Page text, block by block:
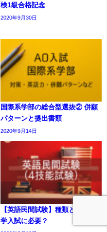
検1級合格記念
2020年9月30日
国際系学部の総合型選抜② 併願
パターンと提出書類
2020年9月14日
【英語民間試験】種類と対策 大
学入試に必要？